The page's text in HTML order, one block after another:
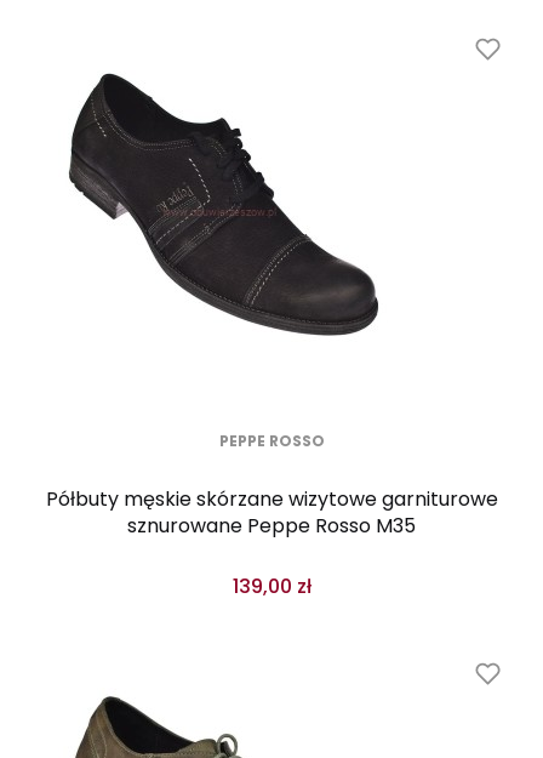
PEPPE ROSSO
Półbuty męskie skórzane wizytowe garniturowe
sznurowane Peppe Rosso M35
139,00 zł